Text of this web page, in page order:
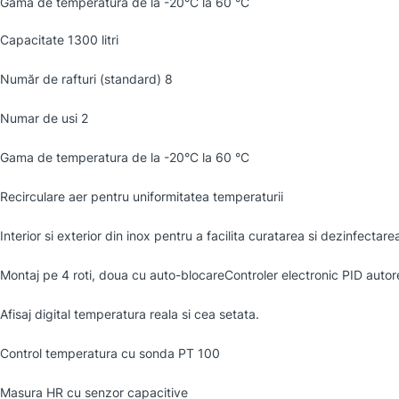
Capacitate 1300 litri
Număr de rafturi (standard) 8
Numar de usi 2
Gama de temperatura de la -20°C la 60 °C
Recirculare aer pentru uniformitatea temperaturii
Interior si exterior din inox pentru a facilita curatarea si
Montaj pe 4 roti, doua cu auto-blocareControler electronic PID
Afisaj digital temperatura reala si cea setata.
Control temperatura cu sonda PT 100
Masura HR cu senzor capacitive